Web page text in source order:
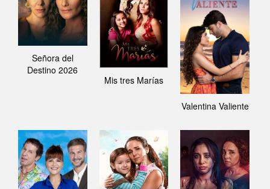
Señora del
Destino 2026
Mis tres Marías
Valentina Valiente